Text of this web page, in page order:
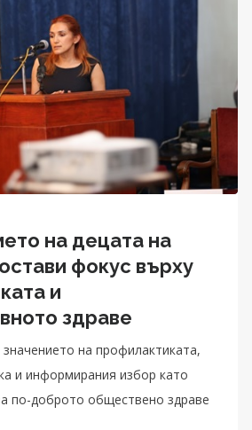
на децата на
фокус върху
и
здраве
на профилактиката,
и информирания избор като
по-доброто обществено здраве